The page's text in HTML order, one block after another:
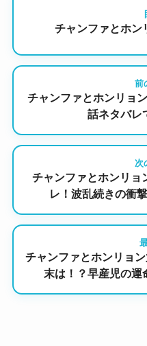
チャンファとホン
前
チャンファとホンリョ
話ネタバレ
次
チャンファとホンリョ
レ！波乱続きの衝
チャンファとホンリョ
末は！？早産児の運